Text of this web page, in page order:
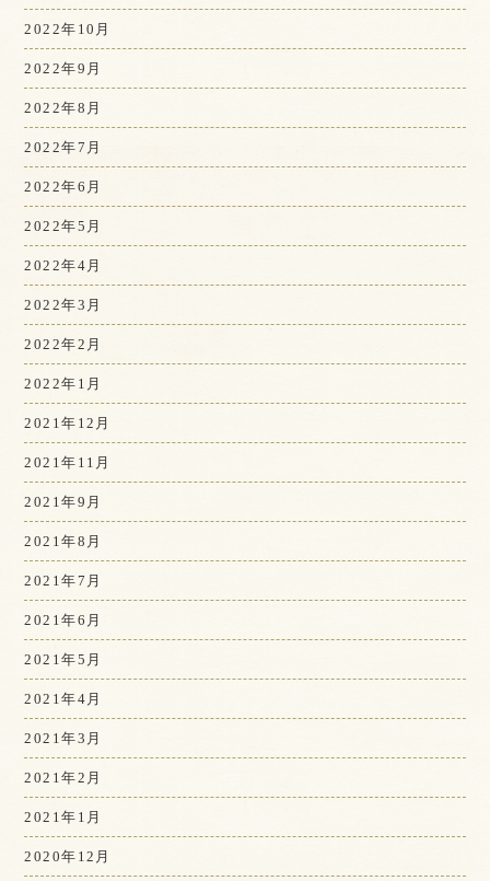
2022年10月
2022年9月
2022年8月
2022年7月
2022年6月
2022年5月
2022年4月
2022年3月
2022年2月
2022年1月
2021年12月
2021年11月
2021年9月
2021年8月
2021年7月
2021年6月
2021年5月
2021年4月
2021年3月
2021年2月
2021年1月
2020年12月